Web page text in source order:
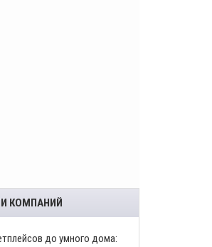
КОМПАНИЙ
до умного дома: